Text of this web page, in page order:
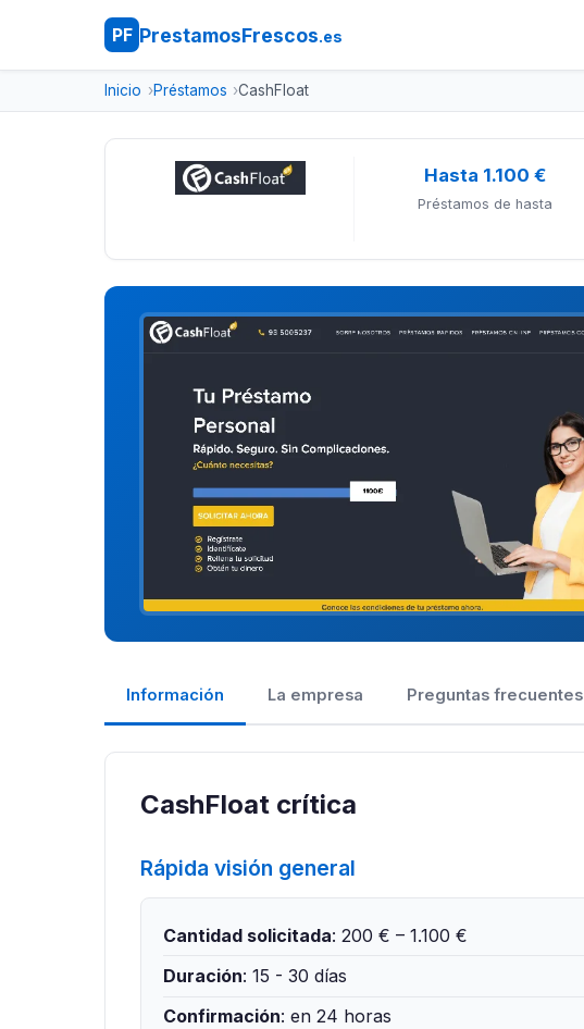
PF PrestamosFrescos.es
Inicio Préstamos CashFloat
Hasta 1.100 €
Préstamos de hasta
Información La empresa Preguntas frecuentes
CashFloat crítica
Rápida visión general
Cantidad solicitada: 200 € – 1.100 €
Duración: 15 - 30 días
Confirmación: en 24 horas